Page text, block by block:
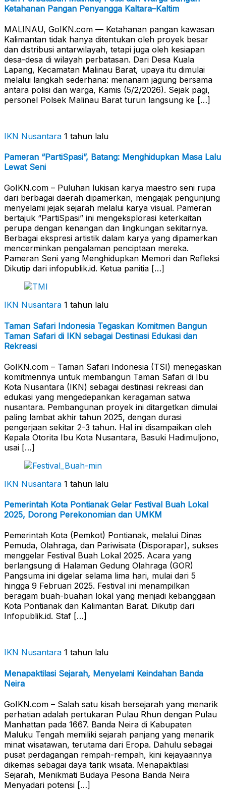
Ketahanan Pangan Penyangga Kaltara–Kaltim
MALINAU, GoIKN.com — Ketahanan pangan kawasan
Kalimantan tidak hanya ditentukan oleh proyek besar
dan distribusi antarwilayah, tetapi juga oleh kesiapan
desa-desa di wilayah perbatasan. Dari Desa Kuala
Lapang, Kecamatan Malinau Barat, upaya itu dimulai
melalui langkah sederhana: menanam jagung bersama
antara polisi dan warga, Kamis (5/2/2026). Sejak pagi,
personel Polsek Malinau Barat turun langsung ke […]
IKN Nusantara 1 tahun lalu
Pameran “PartiSpasi”, Batang: Menghidupkan Masa Lalu
Lewat Seni
GoIKN.com – Puluhan lukisan karya maestro seni rupa
dari berbagai daerah dipamerkan, mengajak pengunjung
menyelami jejak sejarah melalui karya visual. Pameran
bertajuk “PartiSpasi” ini mengeksplorasi keterkaitan
perupa dengan kenangan dan lingkungan sekitarnya.
Berbagai ekspresi artistik dalam karya yang dipamerkan
mencerminkan pengalaman penciptaan mereka.
Pameran Seni yang Menghidupkan Memori dan Refleksi
Dikutip dari infopublik.id. Ketua panitia […]
IKN Nusantara 1 tahun lalu
Taman Safari Indonesia Tegaskan Komitmen Bangun
Taman Safari di IKN sebagai Destinasi Edukasi dan
Rekreasi
GoIKN.com – Taman Safari Indonesia (TSI) menegaskan
komitmennya untuk membangun Taman Safari di Ibu
Kota Nusantara (IKN) sebagai destinasi rekreasi dan
edukasi yang mengedepankan keragaman satwa
nusantara. Pembangunan proyek ini ditargetkan dimulai
paling lambat akhir tahun 2025, dengan durasi
pengerjaan sekitar 2-3 tahun. Hal ini disampaikan oleh
Kepala Otorita Ibu Kota Nusantara, Basuki Hadimuljono,
usai […]
IKN Nusantara 1 tahun lalu
Pemerintah Kota Pontianak Gelar Festival Buah Lokal
2025, Dorong Perekonomian dan UMKM
Pemerintah Kota (Pemkot) Pontianak, melalui Dinas
Pemuda, Olahraga, dan Pariwisata (Disporapar), sukses
menggelar Festival Buah Lokal 2025. Acara yang
berlangsung di Halaman Gedung Olahraga (GOR)
Pangsuma ini digelar selama lima hari, mulai dari 5
hingga 9 Februari 2025. Festival ini menampilkan
beragam buah-buahan lokal yang menjadi kebanggaan
Kota Pontianak dan Kalimantan Barat. Dikutip dari
Infopublik.id. Staf […]
IKN Nusantara 1 tahun lalu
Menapaktilasi Sejarah, Menyelami Keindahan Banda
Neira
GoIKN.com – Salah satu kisah bersejarah yang menarik
perhatian adalah pertukaran Pulau Rhun dengan Pulau
Manhattan pada 1667. Banda Neira di Kabupaten
Maluku Tengah memiliki sejarah panjang yang menarik
minat wisatawan, terutama dari Eropa. Dahulu sebagai
pusat perdagangan rempah-rempah, kini kejayaannya
dikemas sebagai daya tarik wisata. Menapaktilasi
Sejarah, Menikmati Budaya Pesona Banda Neira
Menyadari potensi […]